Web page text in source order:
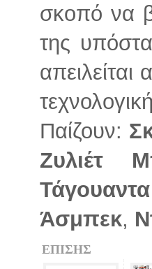
σκοπό να
της
Παίζουν:
Ζυλιέτ
Άσμπεκ,
ΕΠΙΣΗΣ